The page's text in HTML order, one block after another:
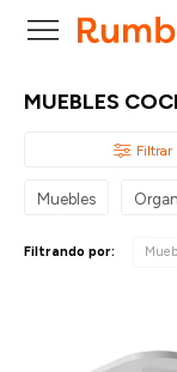

MUEBLES
Muebles
Filtrando por: